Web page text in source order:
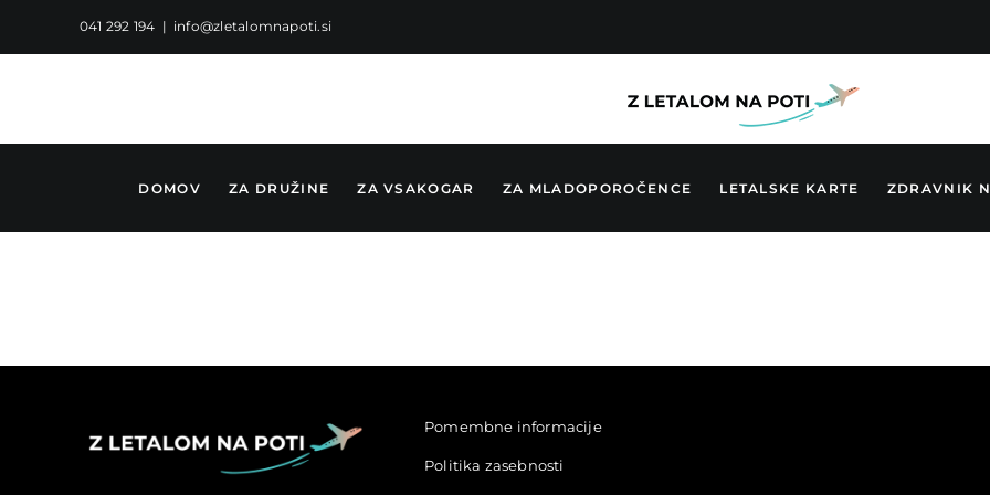
041 292 194 | info@zletalomnapoti.si
DOMOV ZA DRUŽINE ZA VSAKOGAR ZA MLADOPOROČENCE LETALSKE KARTE ZDRAVNIK
Pomembne informacije
Politika zasebnosti